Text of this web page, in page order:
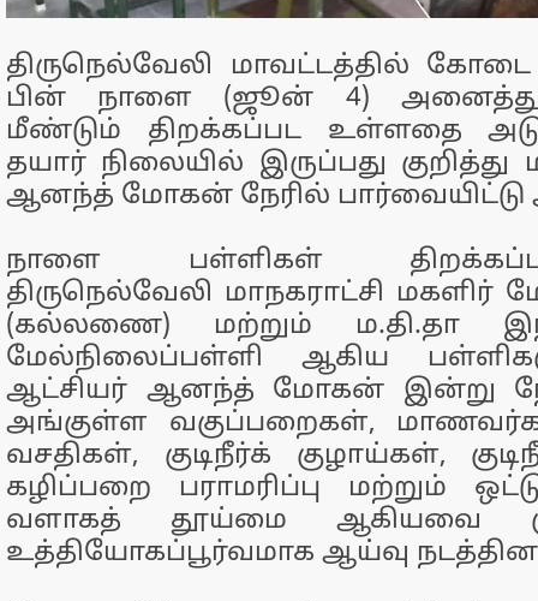
திருநெல்வேலி மாவட்டத்தில் கோடை
பின் நாளை (ஜூன் 4)
மீண்டும் திறக்கப்பட உள்ளதை
தயார் நிலையில் இருப்பது
ஆனந்த் மோகன் நேரில் பார்வையிட்டு
நாளை பள்ளிகள்
திருநெல்வேலி மாநகராட்சி மகளிர்
(கல்லணை) மற்றும் ம.தி.தா
மேல்நிலைப்பள்ளி ஆகிய
ஆட்சியர் ஆனந்த் மோகன் இன்று
அங்குள்ள வகுப்பறைகள்,
வசதிகள், குடிநீர்க் குழாய்கள்,
கழிப்பறை பராமரிப்பு மற்றும்
வளாகத் தூய்மை ஆகியவை
உத்தியோகப்பூர்வமாக ஆய்வு